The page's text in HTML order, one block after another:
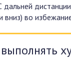
вниз) во